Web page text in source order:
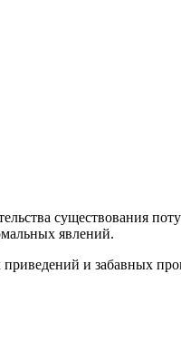
существования
явлений.
и забавных